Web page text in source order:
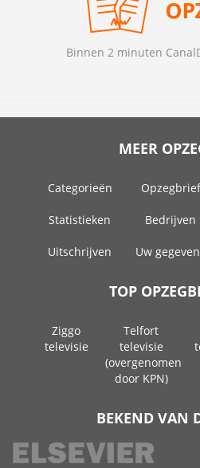
Binnen 2 minuten
MEER
Categorieën Opzegbrief
Statistieken Bedrijven
Uitschrijven Uw
TOP
Ziggo
televisie
Telfort
televisie
(overgenomen
door KPN)
BEKEND VAN